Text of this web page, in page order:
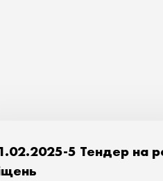
5 Тендер на